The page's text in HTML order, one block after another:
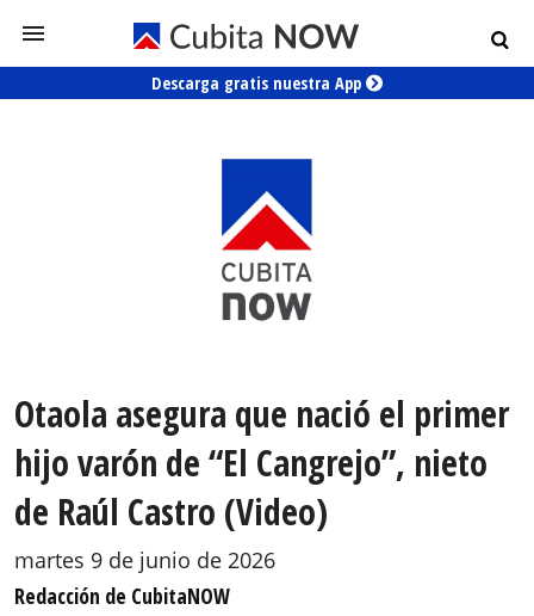
Descarga gratis nuestra App
Otaola asegura que nació el primer
hijo varón de “El Cangrejo”, nieto
de Raúl Castro (Video)
martes 9 de junio de 2026
Redacción de CubitaNOW